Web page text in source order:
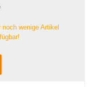
noch wenige Artikel